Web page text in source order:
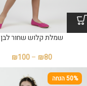
שמלת קלוש שחור לבן
₪80
–
₪100
50% הנחה